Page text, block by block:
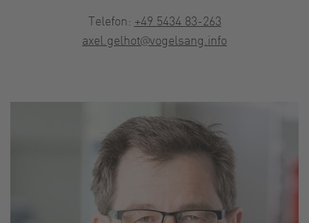
Telefon: +49 5434 83-263
axel.gelhot@vogelsang.info